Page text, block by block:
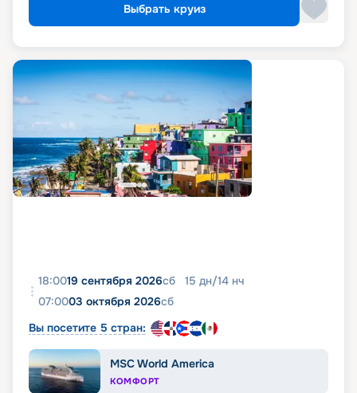
Выбрать круиз
18:0019 сентября 2026сб 15 дн/14 нч
07:0003 октября 2026сб
Вы посетите 5 стран:
MSC World America
КОМФОРТ